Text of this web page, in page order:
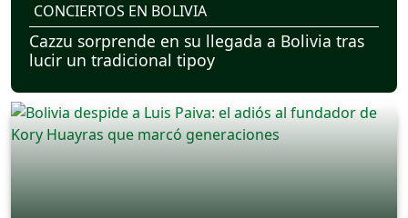
CONCIERTOS EN BOLIVIA
Cazzu sorprende en su llegada a Bolivia tras
lucir un tradicional tipoy